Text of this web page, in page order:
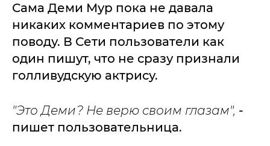
Сама Деми Мур пока не давала
никаких комментариев по этому
поводу. В Сети пользователи как
один пишут, что не сразу признали
голливудскую актрису.
"Это Деми? Не верю своим глазам", -
пишет пользовательница.